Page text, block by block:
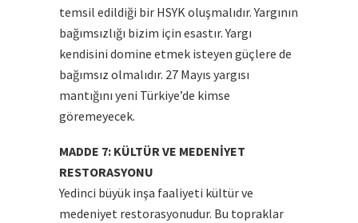
temsil edildiği bir HSYK oluşmalıdır. Yargının
bağımsızlığı bizim için esastır. Yargı
kendisini domine etmek isteyen güçlere de
bağımsız olmalıdır. 27 Mayıs yargısı
mantığını yeni Türkiye’de kimse
göremeyecek.
MADDE 7: KÜLTÜR VE MEDENİYET
RESTORASYONU
Yedinci büyük inşa faaliyeti kültür ve
medeniyet restorasyonudur. Bu topraklar